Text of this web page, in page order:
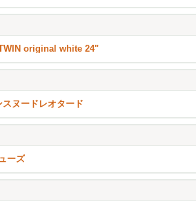
original white 24"
スヌードレオタード
ーズ